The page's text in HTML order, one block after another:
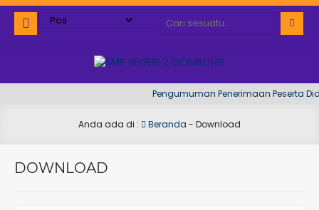
Pengumuman Penerimaan Peserta
Anda ada di : Beranda - Download
DOWNLOAD